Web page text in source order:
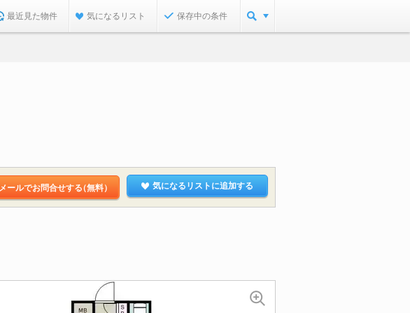
最近見た物件 気になるリスト 保存中の条件
メールでお問合せする（無料） 気になるリストに追加する